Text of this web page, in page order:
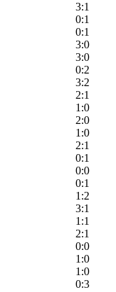
3:1
0:1
0:1
3:0
3:0
0:2
3:2
2:1
1:0
2:0
1:0
2:1
0:1
0:0
0:1
1:2
3:1
1:1
2:1
0:0
1:0
1:0
0:3